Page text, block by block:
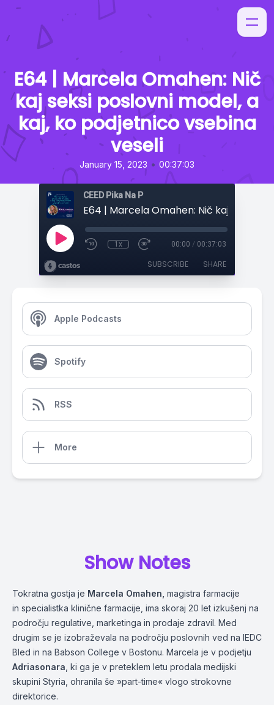
E64 | Marcela Omahen: Nič
kaj seksi poslovni model, a
kaj, ko podjetnico vsebina
veseli
January 15, 2023 • 00:37:03
CEED Pika Na P
1x 00:00 / 00:37:03
SUBSCRIBE SHARE
Apple Podcasts
Spotify
RSS
More
Show Notes
Tokratna gostja je Marcela Omahen magistra farmacije
in specialistka klinične farmacije, ima skoraj 20 let izkušenj na
področju regulative, marketinga in prodaje zdravil. Med
drugim se je izobraževala na področju poslovnih ved na IEDC
Bled in na Babson College v Bostonu. Marcela je v podjetju
Adriasonara , ki ga je v preteklem letu prodala medijski
skupini Styria, ohranila še »part-time« vlogo strokovne
direktorice.